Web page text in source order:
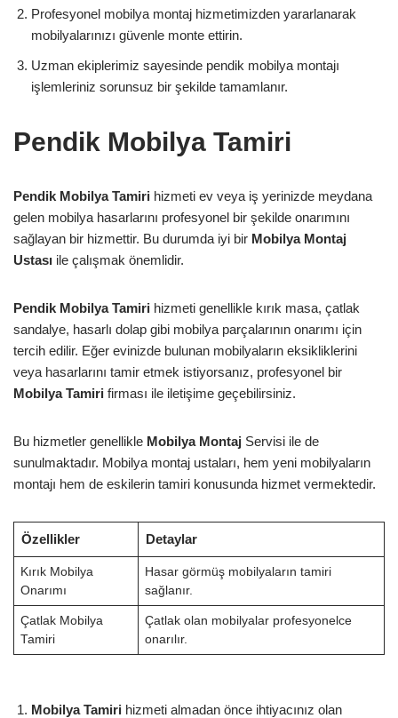
Profesyonel mobilya montaj hizmetimizden yararlanarak
mobilyalarınızı güvenle monte ettirin.
Uzman ekiplerimiz sayesinde pendik mobilya montajı
işlemleriniz sorunsuz bir şekilde tamamlanır.
Pendik Mobilya Tamiri
Pendik Mobilya Tamiri hizmeti ev veya iş yerinizde meydana
gelen mobilya hasarlarını profesyonel bir şekilde onarımını
sağlayan bir hizmettir. Bu durumda iyi bir Mobilya Montaj
Ustası ile çalışmak önemlidir.
Pendik Mobilya Tamiri hizmeti genellikle kırık masa, çatlak
sandalye, hasarlı dolap gibi mobilya parçalarının onarımı için
tercih edilir. Eğer evinizde bulunan mobilyaların eksikliklerini
veya hasarlarını tamir etmek istiyorsanız, profesyonel bir
Mobilya Tamiri firması ile iletişime geçebilirsiniz.
Bu hizmetler genellikle Mobilya Montaj Servisi ile de
sunulmaktadır. Mobilya montaj ustaları, hem yeni mobilyaların
montajı hem de eskilerin tamiri konusunda hizmet vermektedir.
Özellikler Detaylar
Kırık Mobilya
Onarımı
Hasar görmüş mobilyaların tamiri
sağlanır.
Çatlak Mobilya
Tamiri
Çatlak olan mobilyalar profesyonelce
onarılır.
Mobilya Tamiri hizmeti almadan önce ihtiyacınız olan